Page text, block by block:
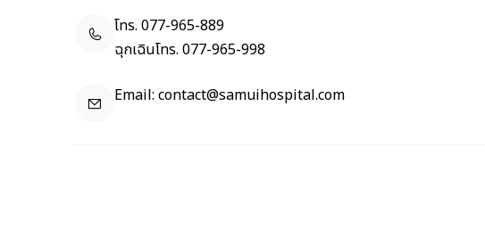
โทร. 077-965-889
ฉุกเฉินโทร. 077-965-998
Email: contact@samuihospital.com